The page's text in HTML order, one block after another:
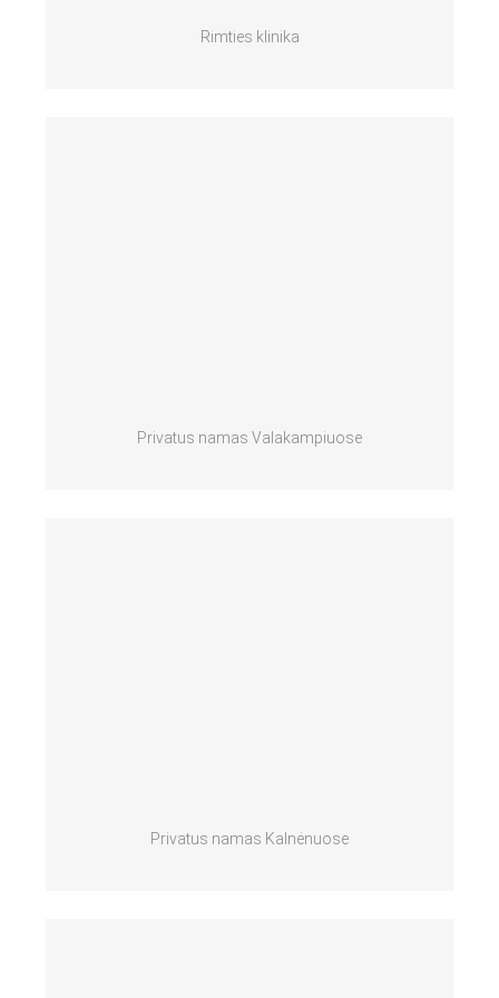
Rimties klinika
Privatus namas Valakampiuose
Privatus namas Kalnėnuose